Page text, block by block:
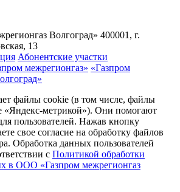
Волгоград» 400001, г.
13
Абонентские участки
межрегионгаз» «Газпром
файлы cookie (в том числе, файлы
«Яндекс-метрикой»). Они помогают
пользователей. Нажав кнопку
свое согласие на обработку файлов
Обработка данных пользователей
с Политикой обработки
в ООО «Газпром межрегионгаз